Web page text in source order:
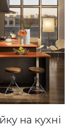
на кухні